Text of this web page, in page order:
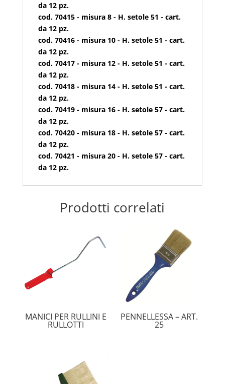
da 12 pz.
cod. 70415 - misura 8 - H. setole 51 - cart.
da 12 pz.
cod. 70416 - misura 10 - H. setole 51 - cart.
da 12 pz.
cod. 70417 - misura 12 - H. setole 51 - cart.
da 12 pz.
cod. 70418 - misura 14 - H. setole 51 - cart.
da 12 pz.
cod. 70419 - misura 16 - H. setole 57 - cart.
da 12 pz.
cod. 70420 - misura 18 - H. setole 57 - cart.
da 12 pz.
cod. 70421 - misura 20 - H. setole 57 - cart.
da 12 pz.
Prodotti correlati
MANICI PER RULLINI E
RULLOTTI
PENNELLESSA – ART.
25